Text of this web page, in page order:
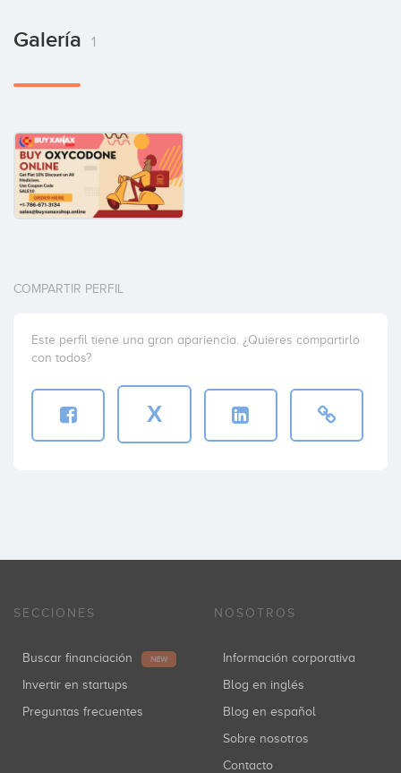
Galería 1
COMPARTIR PERFIL
Este perfil tiene una gran apariencia. ¿Quieres compartirlo
con todos?
X
SECCIONES
Buscar financiación NEW
Invertir en startups
Preguntas frecuentes
NOSOTROS
Información corporativa
Blog en inglés
Blog en español
Sobre nosotros
Contacto